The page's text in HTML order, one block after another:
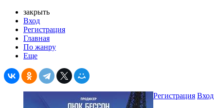
закрыть
Вход
Регистрация
Главная
По жанру
Еще
Регистрация Вход